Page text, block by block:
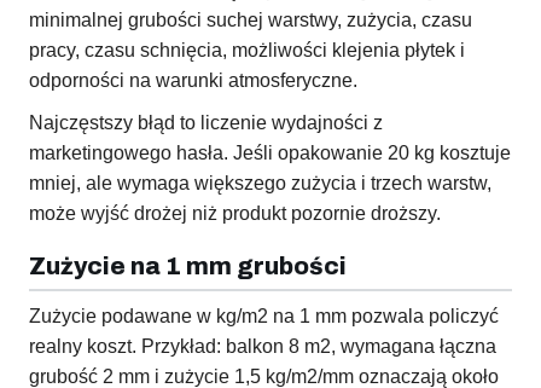
minimalnej grubości suchej warstwy, zużycia, czasu
pracy, czasu schnięcia, możliwości klejenia płytek i
odporności na warunki atmosferyczne.
Najczęstszy błąd to liczenie wydajności z
marketingowego hasła. Jeśli opakowanie 20 kg kosztuje
mniej, ale wymaga większego zużycia i trzech warstw,
może wyjść drożej niż produkt pozornie droższy.
Zużycie na 1 mm grubości
Zużycie podawane w kg/m2 na 1 mm pozwala policzyć
realny koszt. Przykład: balkon 8 m2, wymagana łączna
grubość 2 mm i zużycie 1,5 kg/m2/mm oznaczają około